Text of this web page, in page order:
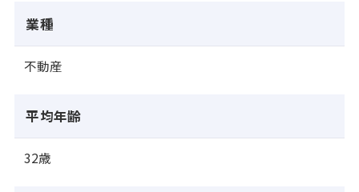
業種
不動産
平均年齢
32歳